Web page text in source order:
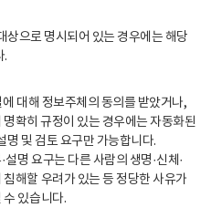
상으로 명시되어 있는 경우에는 해당
.
대해 정보주체의 동의를 받았거나,
확히 규정이 있는 경우에는 자동화된
명 및 검토 요구만 가능합니다.
명 요구는 다른 사람의 생명·신체·
해할 우려가 있는 등 정당한 사유가
수 있습니다.